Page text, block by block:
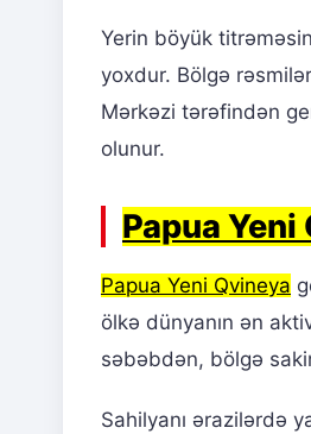
Yerin böyük
yoxdur. Bölgə
Mərkəzi tərəfindən
olunur.
Papua Yeni
Papua Yeni Qvineya
ölkə dünyanın ən
səbəbdən, bölgə
Sahilyanı ərazilərdə